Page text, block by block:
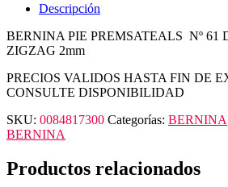
Descripción
BERNINA PIE PREMSATEALS Nº 61
ZIGZAG 2mm
PRECIOS VALIDOS HASTA FIN DE
CONSULTE DISPONIBILIDAD
SKU: 0084817300 Categorías: BERNINA
BERNINA
Productos relacionados